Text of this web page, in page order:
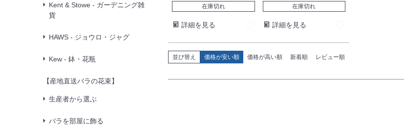
Kent & Stowe - ガーデニング雑
貨
HAWS - ジョウロ・ジャグ
Kew - 鉢・花瓶
【産地直送バラの花束】
生産者から選ぶ
バラを部屋に飾る
在庫切れ
詳細を見る
在庫切れ
詳細を見る
並び替え 価格が安い順 価格が高い順 新着順 レビュー順